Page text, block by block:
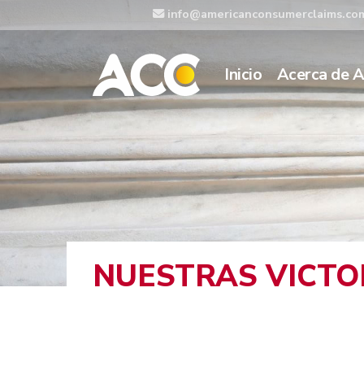
Inicio Acerca de
NUESTRAS